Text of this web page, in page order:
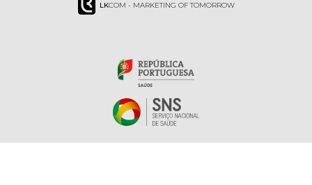
LKCOM - MARKETING OF TOMORROW